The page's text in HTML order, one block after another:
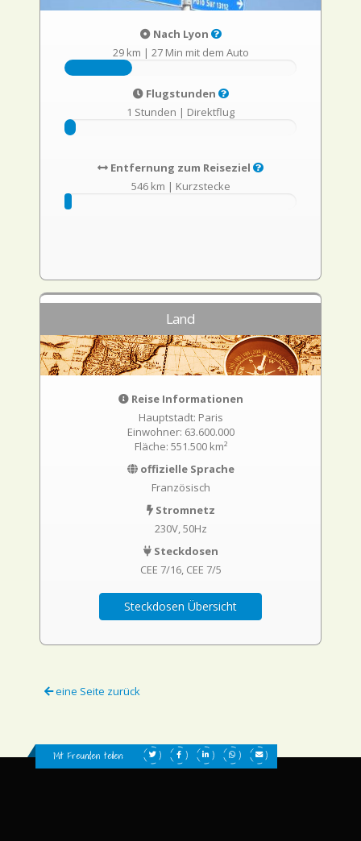
Nach Lyon
29 km | 27 Min mit dem Auto
Flugstunden
1 Stunden | Direktflug
Entfernung zum Reiseziel
546 km | Kurzstecke
Land
Reise Informationen
Hauptstadt: Paris
Einwohner: 63.600.000
Fläche: 551.500 km²
offizielle Sprache
Französisch
Stromnetz
230V, 50Hz
Steckdosen
CEE 7/16 CEE 7/5
Steckdosen Übersicht
eine Seite zurück
Mit Freunden teilen: